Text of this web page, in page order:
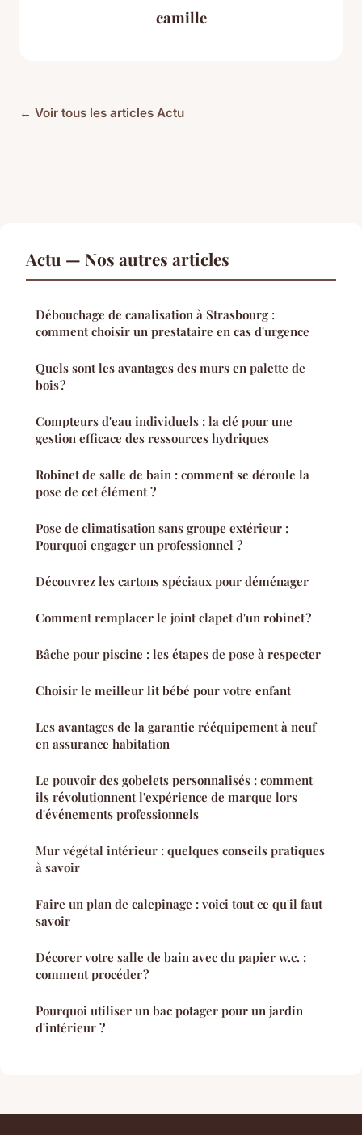
camille
← Voir tous les articles Actu
Actu — Nos autres articles
Débouchage de canalisation à Strasbourg :
comment choisir un prestataire en cas d'urgence
Quels sont les avantages des murs en palette de
bois ?
Compteurs d'eau individuels : la clé pour une
gestion efficace des ressources hydriques
Robinet de salle de bain : comment se déroule la
pose de cet élément ?
Pose de climatisation sans groupe extérieur :
Pourquoi engager un professionnel ?
Découvrez les cartons spéciaux pour déménager
Comment remplacer le joint clapet d'un robinet ?
Bâche pour piscine : les étapes de pose à respecter
Choisir le meilleur lit bébé pour votre enfant
Les avantages de la garantie rééquipement à neuf
en assurance habitation
Le pouvoir des gobelets personnalisés : comment
ils révolutionnent l'expérience de marque lors
d'événements professionnels
Mur végétal intérieur : quelques conseils pratiques
à savoir
Faire un plan de calepinage : voici tout ce qu'il faut
savoir
Décorer votre salle de bain avec du papier w.c. :
comment procéder ?
Pourquoi utiliser un bac potager pour un jardin
d'intérieur ?